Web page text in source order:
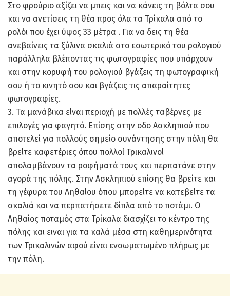
Στο φρούριο αξίζει να μπεις και να κάνεις τη βόλτα σου
και να ανετίσεις τη θέα προς όλα τα Τρίκαλα από το
ρολόι που έχει ύψος 33 μέτρα . Για να δεις τη θέα
ανεβαίνεις τα ξύλινα σκαλιά στο εσωτερικό του ρολογιού
παράλληλα βλέποντας τις φωτογραφίες που υπάρχουν
και στην κορυφή του ρολογιού βγάζεις τη φωτογραφική
σου ή το κινητό σου και βγάζεις τις απαραίτητες
φωτογραφίες.
3. Τα μανάβικα είναι περιοχή με πολλές ταβέρνες με
επιλογές για φαγητό. Επίσης στην οδο Ασκληπιού που
αποτελεί για πολλούς σημείο συνάντησης στην πόλη θα
βρείτε καφετέριες όπου πολλοί Τρικαλινοί
απολαμβάνουν τα ροφήματά τους και περπατάνε στην
αγορά της πόλης. Στην Ασκληπιού επίσης θα βρείτε και
τη γέφυρα του Ληθαίου όπου μπορείτε να κατεβείτε τα
σκαλιά και να περπατήσετε δίπλα από το ποτάμι. Ο
Ληθαίος ποταμός στα Τρίκαλα διασχίζει το κέντρο της
πόλης και ειναι για τα καλά μέσα στη καθημερινότητα
των Τρικαλινών αφού είναι ενσωματωμένο πλήρως με
την πόλη.